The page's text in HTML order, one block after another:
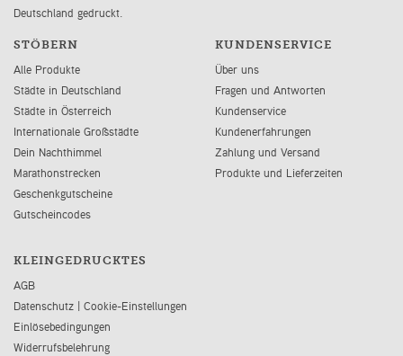
Deutschland gedruckt.
STÖBERN
Alle Produkte
Städte in Deutschland
Städte in Österreich
Internationale Großstädte
Dein Nachthimmel
Marathonstrecken
Geschenkgutscheine
Gutscheincodes
KUNDENSERVICE
Über uns
Fragen und Antworten
Kundenservice
Kundenerfahrungen
Zahlung und Versand
Produkte und Lieferzeiten
KLEINGEDRUCKTES
AGB
Datenschutz | Cookie-Einstellungen
Einlösebedingungen
Widerrufsbelehrung